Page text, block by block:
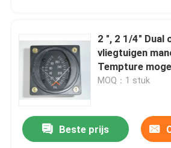
2 ", 2 1/4" Dual
vliegtuigen
Tempture
MOQ：1 stuk
Beste prijs